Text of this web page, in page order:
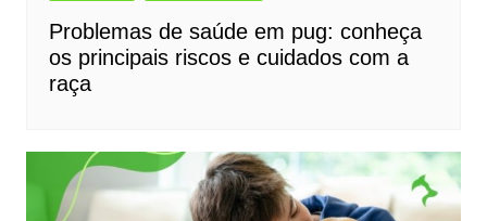
Problemas de saúde em pug: conheça
os principais riscos e cuidados com a
raça